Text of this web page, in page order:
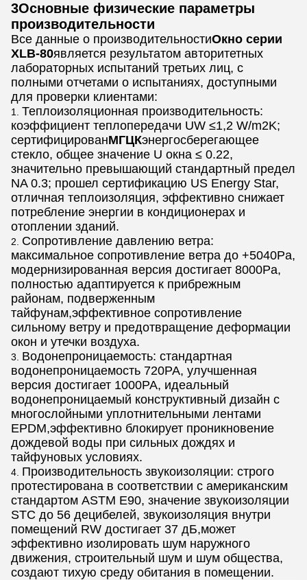
3Основные физические параметры
производительности
Все данные о производительностиОкно серии
XLB-80является результатом авторитетных
лабораторных испытаний третьих лиц, с
полными отчетами о испытаниях, доступными
для проверки клиентами:
Теплоизоляционная производительность:
коэффициент теплопередачи UW ≤1,2 W/m2K;
сертифицированМГЦКэнергосберегающее
стекло, общее значение U окна ≤ 0.22,
значительно превышающий стандартный предел
NA 0.3; прошел сертификацию US Energy Star,
отличная теплоизоляция, эффективно снижает
потребление энергии в кондиционерах и
отоплении зданий.
Сопротивление давлению ветра:
максимальное сопротивление ветра до +5040Pa,
модернизированная версия достигает 8000Pa,
полностью адаптируется к прибрежным
районам, подверженным
тайфунам,эффективное сопротивление
сильному ветру и предотвращение деформации
окон и утечки воздуха.
Водонепроницаемость: стандартная
водонепроницаемость 720PA, улучшенная
версия достигает 1000PA, идеальный
водонепроницаемый конструктивный дизайн с
многослойными уплотнительными лентами
EPDM,эффективно блокирует проникновение
дождевой воды при сильных дождях и
тайфуновых условиях.
Производительность звукоизоляции: строго
протестирована в соответствии с американским
стандартом ASTM E90, значение звукоизоляции
STC до 56 децибелей, звукоизоляция внутри
помещений RW достигает 37 дБ,может
эффективно изолировать шум наружного
движения, строительный шум и шум общества,
создают тихую среду обитания в помещении.